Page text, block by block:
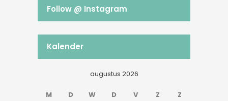
Follow @ Instagram
Kalender
augustus 2026
M D W D V Z Z